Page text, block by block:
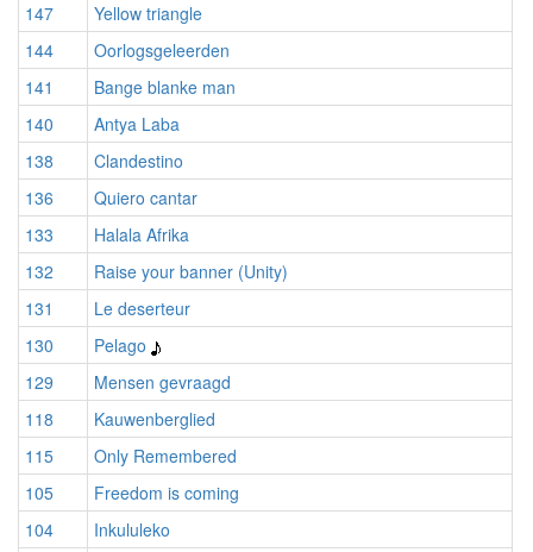
147
Yellow triangle
144
Oorlogsgeleerden
141
Bange blanke man
140
Antya Laba
138
Clandestino
136
Quiero cantar
133
Halala Afrika
132
Raise your banner (Unity)
131
Le deserteur
130
Pelago
129
Mensen gevraagd
118
Kauwenberglied
115
Only Remembered
105
Freedom is coming
104
Inkululeko